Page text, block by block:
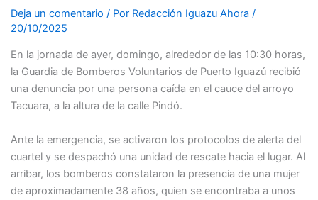
Deja un comentario / Por Redacción Iguazu Ahora /
20/10/2025
En la jornada de ayer, domingo, alrededor de las 10:30 horas,
la Guardia de Bomberos Voluntarios de Puerto Iguazú recibió
una denuncia por una persona caída en el cauce del arroyo
Tacuara, a la altura de la calle Pindó.
Ante la emergencia, se activaron los protocolos de alerta del
cuartel y se despachó una unidad de rescate hacia el lugar. Al
arribar, los bomberos constataron la presencia de una mujer
de aproximadamente 38 años, quien se encontraba a unos